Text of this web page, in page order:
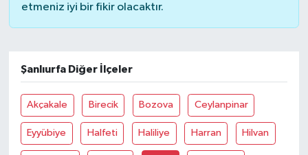
etmeniz iyi bir fikir olacaktır.
Şanlıurfa Diğer İlçeler
Akçakale Birecik Bozova Ceylanpinar
Eyyübiye Halfeti Haliliye Harran Hilvan